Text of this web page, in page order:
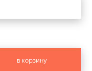
в корзину